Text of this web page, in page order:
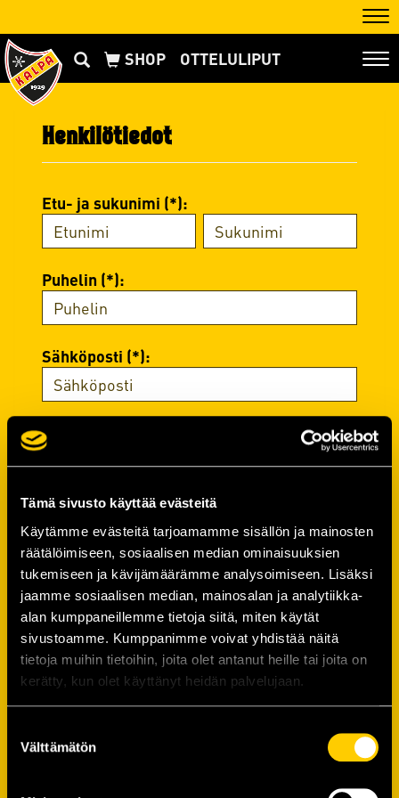
Tämä sivusto käyttää evästeitä
Käytämme evästeitä tarjoamamme sisällön ja mainosten
räätälöimiseen, sosiaalisen median ominaisuuksien
tukemiseen ja kävijämäärämme analysoimiseen. Lisäksi
jaamme sosiaalisen median, mainosalan ja analytiikka-
alan kumppaneillemme tietoja siitä, miten käytät
sivustoamme. Kumppanimme voivat yhdistää näitä
tietoja muihin tietoihin, joita olet antanut heille tai joita on
kerätty, kun olet käyttänyt heidän palvelujaan.
valinta
Välttämätön
OTTELULIPUT
Henkilötiedot
Etu- ja sukunimi (*):
Puhelin (*):
Sähköposti (*):
Salasana
Salasana (*):
Vahvista salasana (*):
Yhteystiedot
Katuosoite (*):